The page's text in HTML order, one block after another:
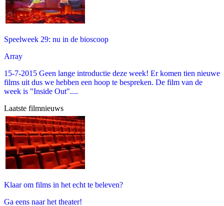
Speelweek 29: nu in de bioscoop
Array
15-7-2015 Geen lange introductie deze week! Er komen tien nieuwe
films uit dus we hebben een hoop te bespreken. De film van de
week is "Inside Out"....
Laatste filmnieuws
Klaar om films in het echt te beleven?
Ga eens naar het theater!